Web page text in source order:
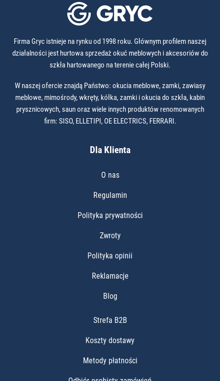
Firma Gryc istnieje na rynku od 1998 roku. Głównym profilem naszej
działalności jest hurtowa sprzedaż okuć meblowych i akcesoriów do
szkła hartowanego na terenie całej Polski.
W naszej ofercie znajdą Państwo: okucia meblowe, zamki, zawiasy
meblowe, mimośrody, wkręty, kółka, zamki i okucia do szkła, kabin
prysznicowych, saun oraz wiele innych produktów renomowanych
firm: SISO, ELLETIPI, OE ELECTRICS, FERRARI.
Dla Klienta
O nas
Regulamin
Polityka prywatności
Zwroty
Polityka opinii
Reklamacje
Blog
Strefa B2B
Koszty dostawy
Metody płatności